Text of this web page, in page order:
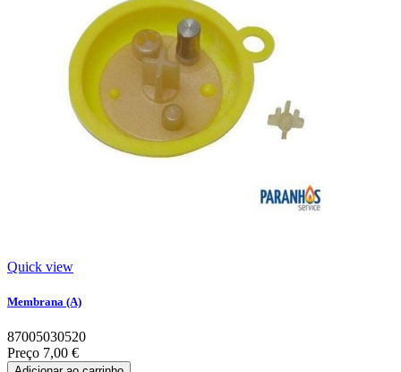
Quick view
Membrana (A)
87005030520
Preço 7,00 €